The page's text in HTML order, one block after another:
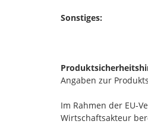
Sonstiges:
Angaben zur
Im Rahmen der EU-
Wirtschaftsakteur